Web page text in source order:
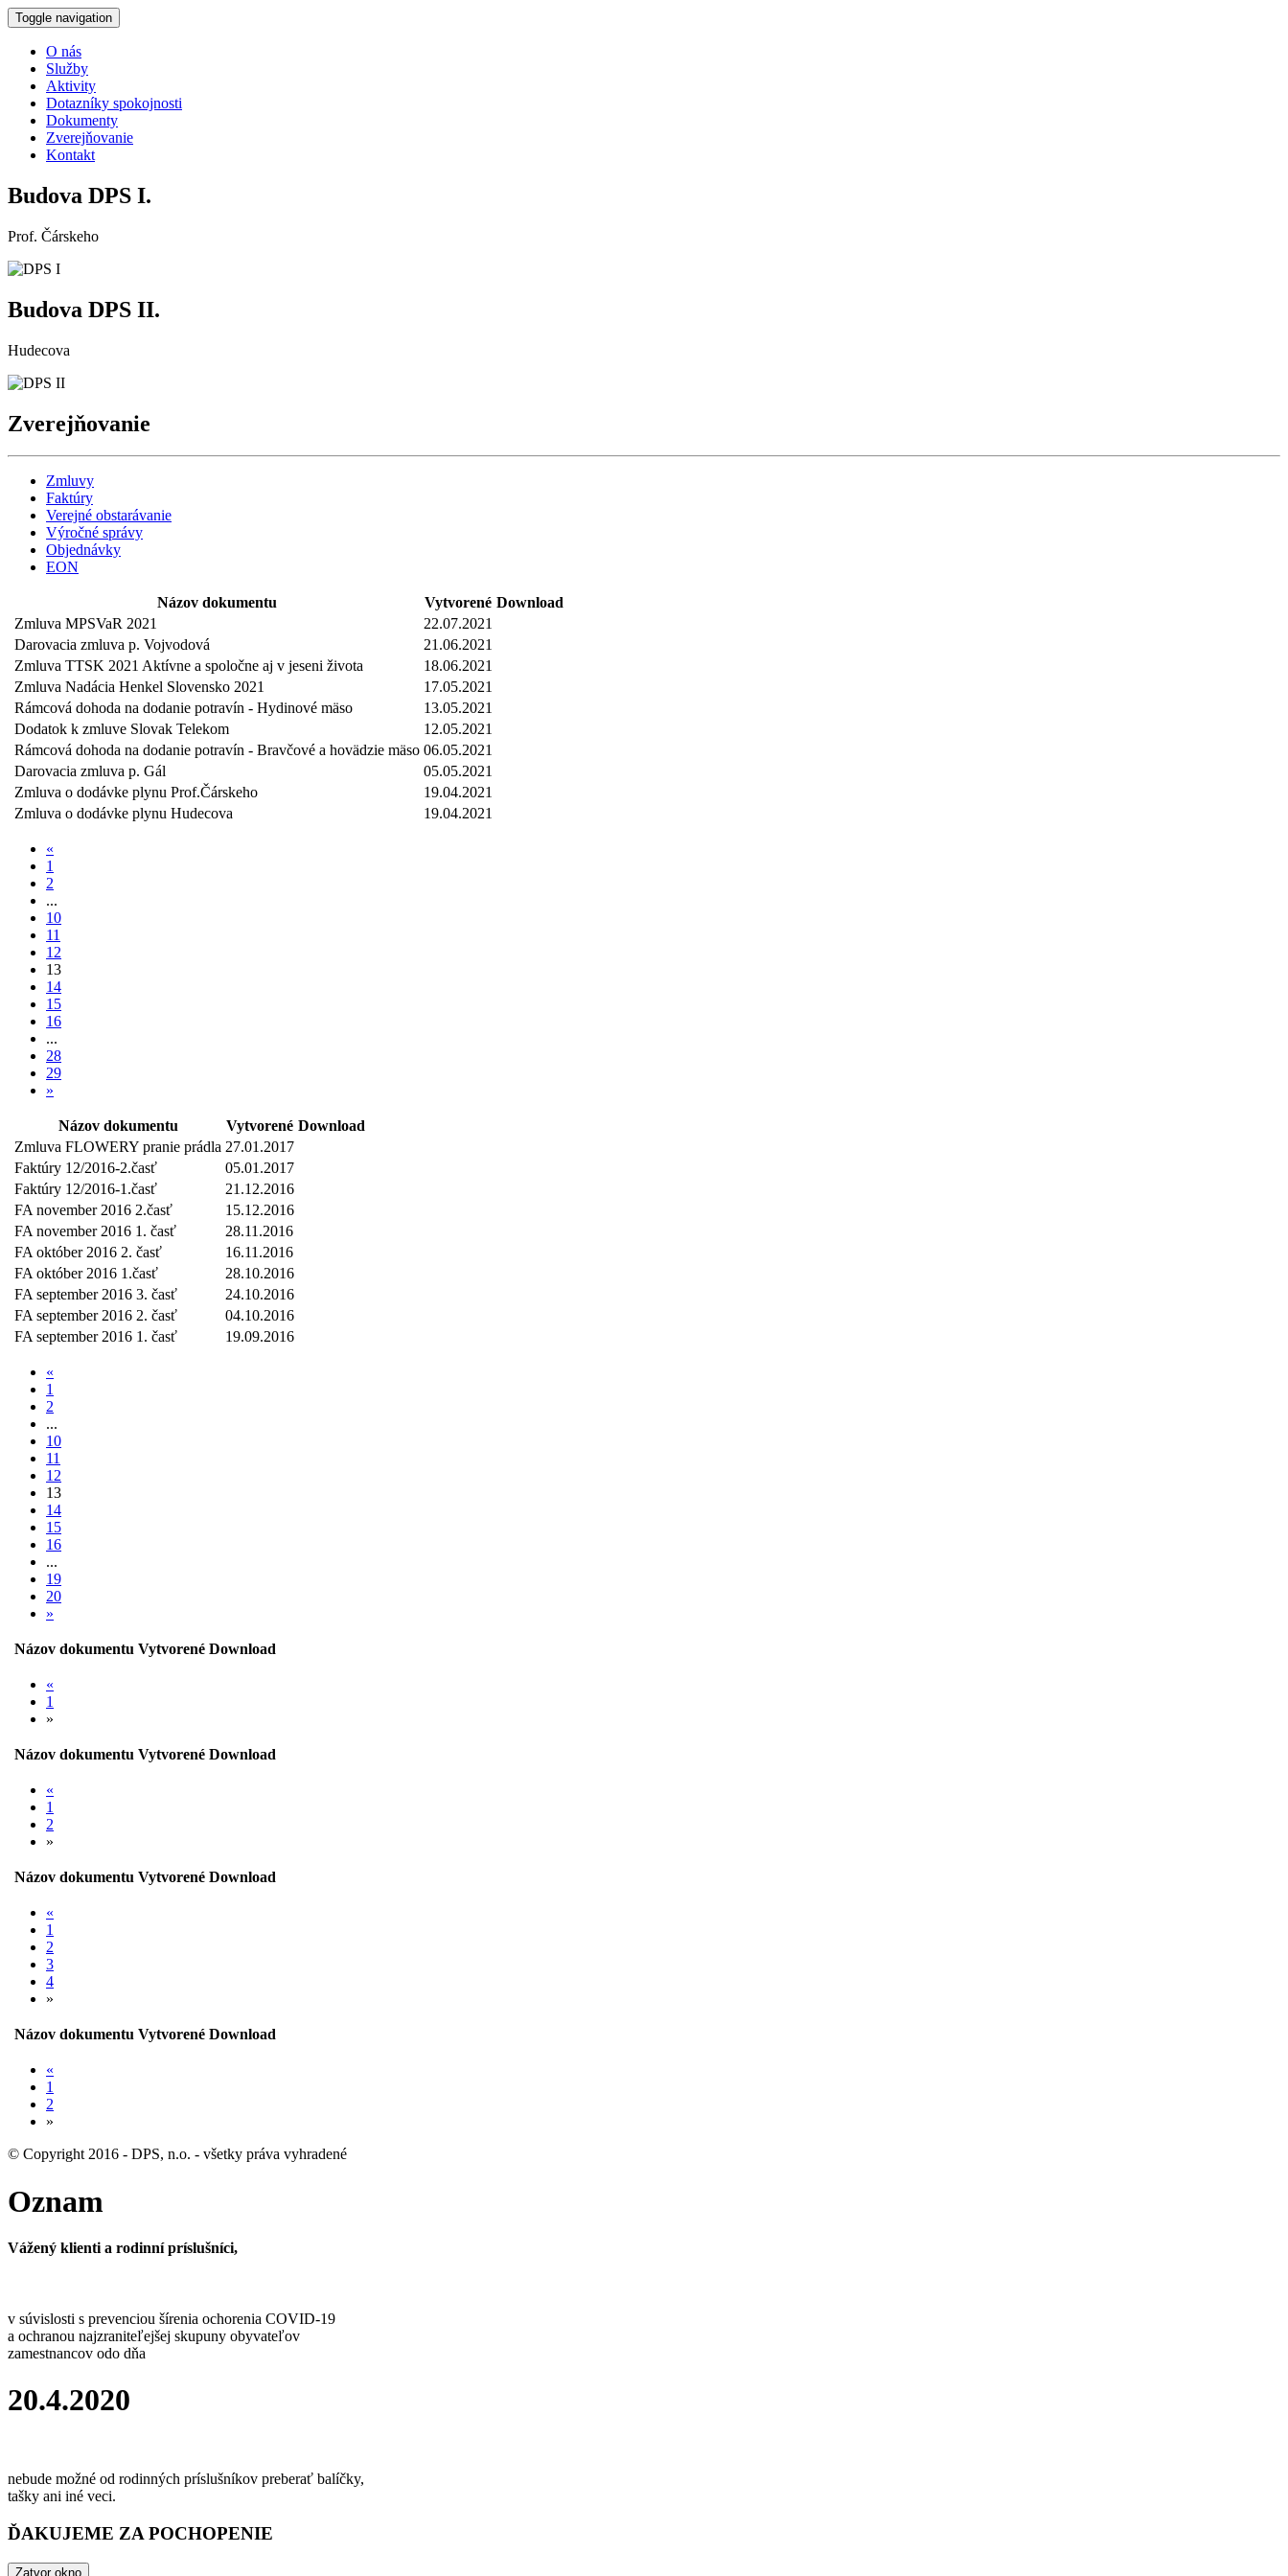
Toggle navigation
O nás
Služby
Aktivity
Dotazníky spokojnosti
Dokumenty
Zverejňovanie
Kontakt
Budova DPS I.
Prof. Čárskeho
Budova DPS II.
Hudecova
Zverejňovanie
Zmluvy
Faktúry
Verejné obstarávanie
Výročné správy
Objednávky
EON
Názov dokumentu Vytvorené Download
Zmluva MPSVaR 2021
22.07.2021
Darovacia zmluva p. Vojvodová
21.06.2021
Zmluva TTSK 2021 Aktívne a spoločne aj v jeseni života
18.06.2021
Zmluva Nadácia Henkel Slovensko 2021
17.05.2021
Rámcová dohoda na dodanie potravín - Hydinové mäso
13.05.2021
Dodatok k zmluve Slovak Telekom
12.05.2021
Rámcová dohoda na dodanie potravín - Bravčové a hovädzie mäso 06.05.2021
Darovacia zmluva p. Gál
05.05.2021
Zmluva o dodávke plynu Prof.Čárskeho
19.04.2021
Zmluva o dodávke plynu Hudecova
19.04.2021
«
1
2
...
10
11
12
13
14
15
16
...
28
29
»
Názov dokumentu Vytvorené Download
Zmluva FLOWERY pranie prádla 27.01.2017
Faktúry 12/2016-2.časť
05.01.2017
Faktúry 12/2016-1.časť
21.12.2016
FA november 2016 2.časť
15.12.2016
FA november 2016 1. časť
28.11.2016
FA október 2016 2. časť
16.11.2016
FA október 2016 1.časť
28.10.2016
FA september 2016 3. časť
24.10.2016
FA september 2016 2. časť
04.10.2016
FA september 2016 1. časť
19.09.2016
«
1
2
...
10
11
12
13
14
15
16
...
19
20
»
Názov dokumentu Vytvorené Download
«
1
»
Názov dokumentu Vytvorené Download
«
1
2
»
Názov dokumentu Vytvorené Download
«
1
2
3
4
»
Názov dokumentu Vytvorené Download
«
1
2
»
© Copyright 2016 - DPS, n.o. - všetky práva vyhradené
Oznam
Vážený klienti a rodinní príslušníci,
v súvislosti s prevenciou šírenia ochorenia COVID-19
a ochranou najzraniteľejšej skupuny obyvateľov
zamestnancov odo dňa
20.4.2020
nebude možné od rodinných príslušníkov preberať balíčky,
tašky ani iné veci.
ĎAKUJEME ZA POCHOPENIE
Zatvor okno